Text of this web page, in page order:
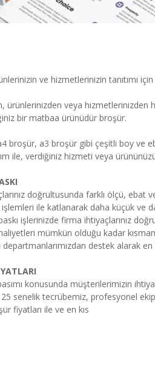
ve hizmetlerinizin tanıtımı
ürünlerinizden veya
bir matbaa ürünüdür broşür.
broşür, a3 broşür gibi çeşitli boy ve
ile, verdiğiniz hizmeti veya
doğrultusunda farklı ölçü, ebat
işlemleri ile katlanarak daha küçük ve
işlerinizde firma ihtiyaçlarınız
mümkün olduğu kadar
destek alarak
konusunda müşterilerimizin
senelik tecrübemiz, profesyonel
fiyatları ile ve en kıs